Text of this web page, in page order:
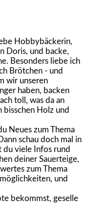
Hobbybäckerin,
Doris, und backe,
Besonders liebe ich
Brötchen - und
wir unseren
haben, backen
toll, was da an
bisschen Holz und
Neues zum Thema
schau doch mal in
viele Infos rund
deiner Sauerteige,
zum Thema
und
bekommst, geselle